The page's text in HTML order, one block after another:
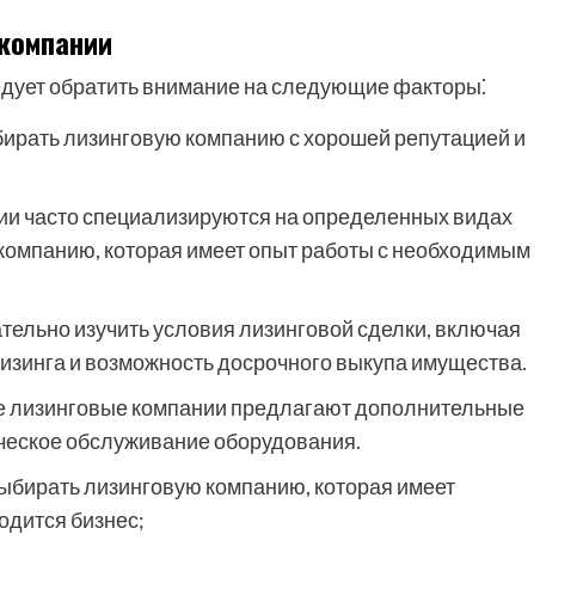
обратить внимание на следующие факторы⁚
лизинговую компанию с хорошей репутацией и
часто специализируются на определенных видах
которая имеет опыт работы с необходимым
изучить условия лизинговой сделки, включая
и возможность досрочного выкупа имущества.
лизинговые компании предлагают дополнительные
обслуживание оборудования.
лизинговую компанию, которая имеет
бизнес;